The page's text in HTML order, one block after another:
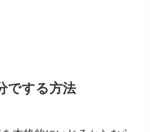
でする方法